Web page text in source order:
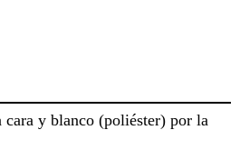
y blanco (poliéster) por la